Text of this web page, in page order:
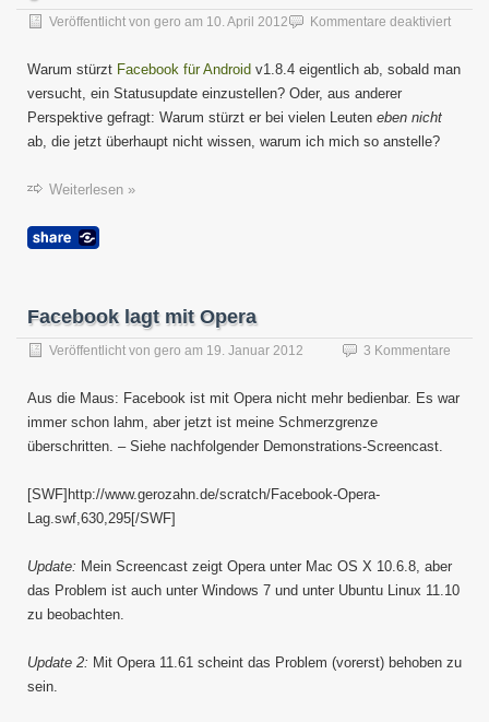
Veröffentlicht von gero am 10. April 2012 Kommentare deaktiviertfür
Warum stürzt Facebook für Android v1.8.4 eigentlich ab, sobald man
versucht, ein Statusupdate einzustellen? Oder, aus anderer
Perspektive gefragt: Warum stürzt er bei vielen Leuten eben nicht
ab, die jetzt überhaupt nicht wissen, warum ich mich so anstelle?
Weiterlesen »
Facebook lagt mit Opera
Veröffentlicht von gero am 19. Januar 2012 3 Kommentare
Aus die Maus: Facebook ist mit Opera nicht mehr bedienbar. Es war
immer schon lahm, aber jetzt ist meine Schmerzgrenze
überschritten. – Siehe nachfolgender Demonstrations-Screencast.
[SWF]http://www.gerozahn.de/scratch/Facebook-Opera-
Lag.swf,630,295[/SWF]
Update: Mein Screencast zeigt Opera unter Mac OS X 10.6.8, aber
das Problem ist auch unter Windows 7 und unter Ubuntu Linux 11.10
zu beobachten.
Update 2: Mit Opera 11.61 scheint das Problem (vorerst) behoben zu
sein.